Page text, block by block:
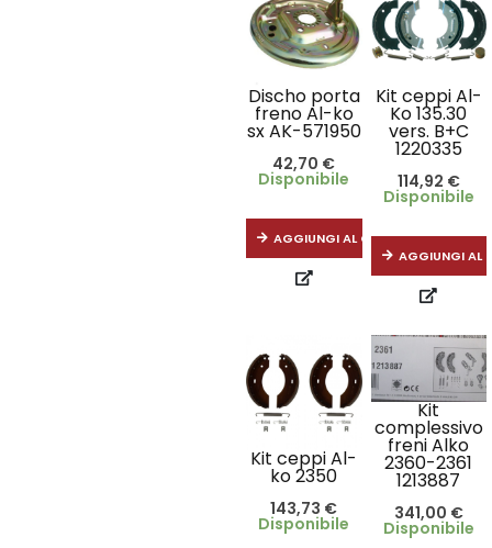
Discho porta
freno Al-ko
sx AK-571950
42,70 €
Disponibile
AGGIUNGI AL CARRELLO
Kit ceppi Al-
Ko 135.30
vers. B+C
1220335
114,92 €
Disponibile
AGGIUNGI AL
Kit ceppi Al-
ko 2350
143,73 €
Disponibile
Kit
complessivo
freni Alko
2360-2361
1213887
341,00 €
Disponibile